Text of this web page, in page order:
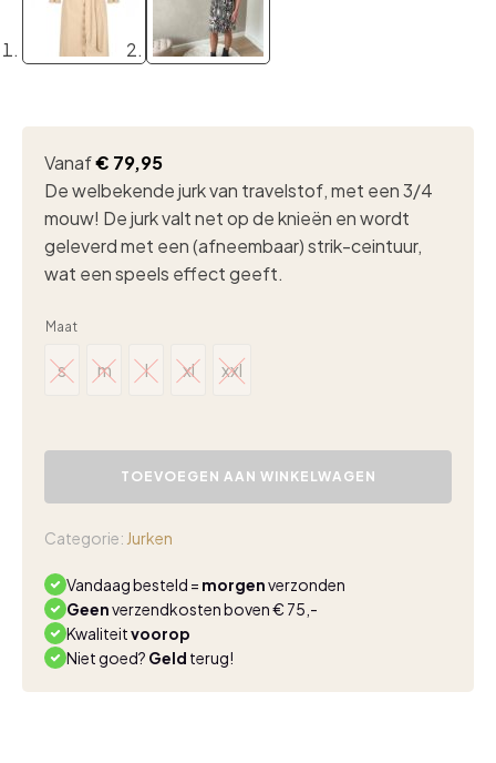
Vanaf€ 79,95
De welbekende jurk van travelstof, met een 3/4
mouw! De jurk valt net op de knieën en wordt
geleverd met een (afneembaar) strik-ceintuur,
wat een speels effect geeft.
Maat
s
s
m
m
l
l
xl
xl
xxl
xxl
Mi
drie
mouw
sand
aantal
TOEVOEGEN AAN WINKELWAGEN
Categorie: Jurken
Vandaag besteld = morgenverzonden
Geenverzendkosten boven € 75,-
Kwaliteitvoorop
Niet goed? Geld terug!